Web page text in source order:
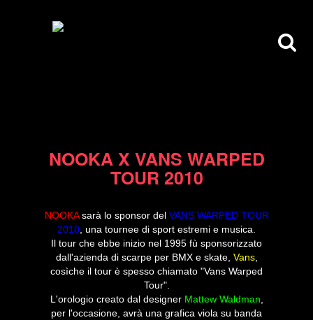
NOOKA X VANS WARPED
TOUR 2010
NOOKAsarà lo sponsor del VANS WARPED TOUR
2010, una tournee di sport estremi e musica.
Il tour che ebbe inizio nel 1995 fù sponsorizzato
dall'azienda di scarpe per BMX e skate, Vans,
cosìche il tour è spesso chiamato "Vans Warped
Tour".
L'orologio creato dal designer Mattew Waldman,
per l'occasione, avrà una grafica viola su banda